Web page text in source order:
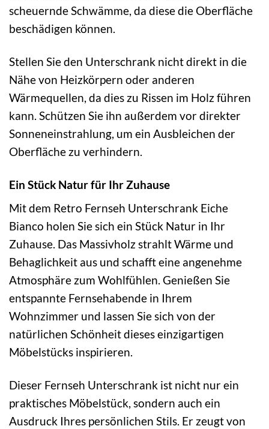
scheuernde Schwämme, da diese die Oberfläche
beschädigen können.
Stellen Sie den Unterschrank nicht direkt in die
Nähe von Heizkörpern oder anderen
Wärmequellen, da dies zu Rissen im Holz führen
kann. Schützen Sie ihn außerdem vor direkter
Sonneneinstrahlung, um ein Ausbleichen der
Oberfläche zu verhindern.
Ein Stück Natur für Ihr Zuhause
Mit dem Retro Fernseh Unterschrank Eiche
Bianco holen Sie sich ein Stück Natur in Ihr
Zuhause. Das Massivholz strahlt Wärme und
Behaglichkeit aus und schafft eine angenehme
Atmosphäre zum Wohlfühlen. Genießen Sie
entspannte Fernsehabende in Ihrem
Wohnzimmer und lassen Sie sich von der
natürlichen Schönheit dieses einzigartigen
Möbelstücks inspirieren.
Dieser Fernseh Unterschrank ist nicht nur ein
praktisches Möbelstück, sondern auch ein
Ausdruck Ihres persönlichen Stils. Er zeugt von